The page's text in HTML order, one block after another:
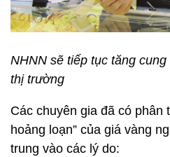
NHNN sẽ tiếp tục tăng
thị trường
Các chuyên gia đã có phân
hoảng loạn” của giá vàng
trung vào các lý do: